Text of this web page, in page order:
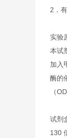
2．
实验
本试
加入
酶的
（
试剂
130